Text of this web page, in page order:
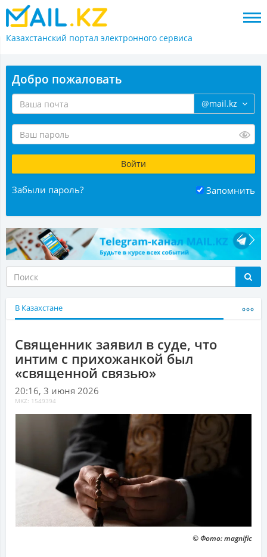
Казахстанский портал электронного сервиса
Добро пожаловать
@mail.kz
Забыли пароль? Запомнить
В Казахстане
Священник заявил в суде, что
интим с прихожанкой был
«священной связью»
20:16, 3 июня 2026
MKZ: 1549394
© Фото: magnific